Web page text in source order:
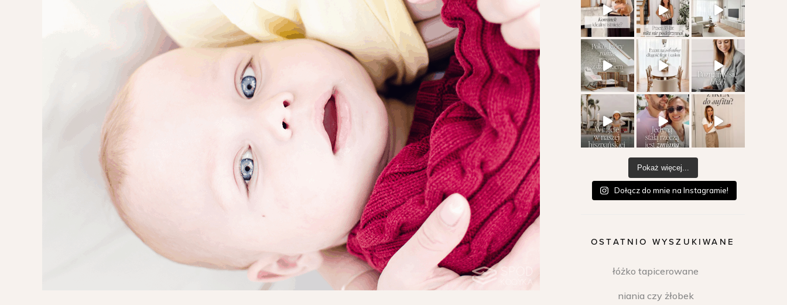
Pokaż więcej...
Dołącz do mnie na Instagramie!
OSTATNIO WYSZUKIWANE
łóżko tapicerowane
niania czy żłobek